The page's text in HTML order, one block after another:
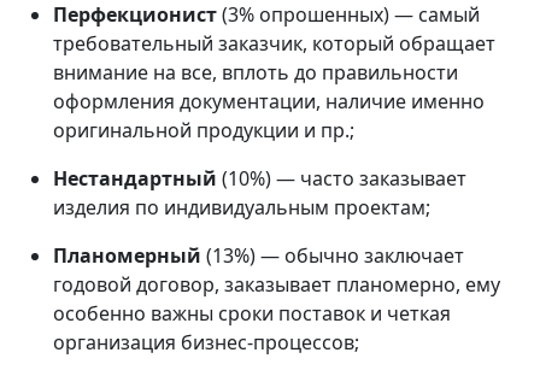
Перфекционист(3% опрошенных) — самый
требовательный заказчик, который обращает
внимание на все, вплоть до правильности
оформления документации, наличие именно
оригинальной продукции и пр.;
Нестандартный (10%) — часто заказывает
изделия по индивидуальным проектам;
Планомерный (13%) — обычно заключает
годовой договор, заказывает планомерно, ему
особенно важны сроки поставок и четкая
организация бизнес-процессов;